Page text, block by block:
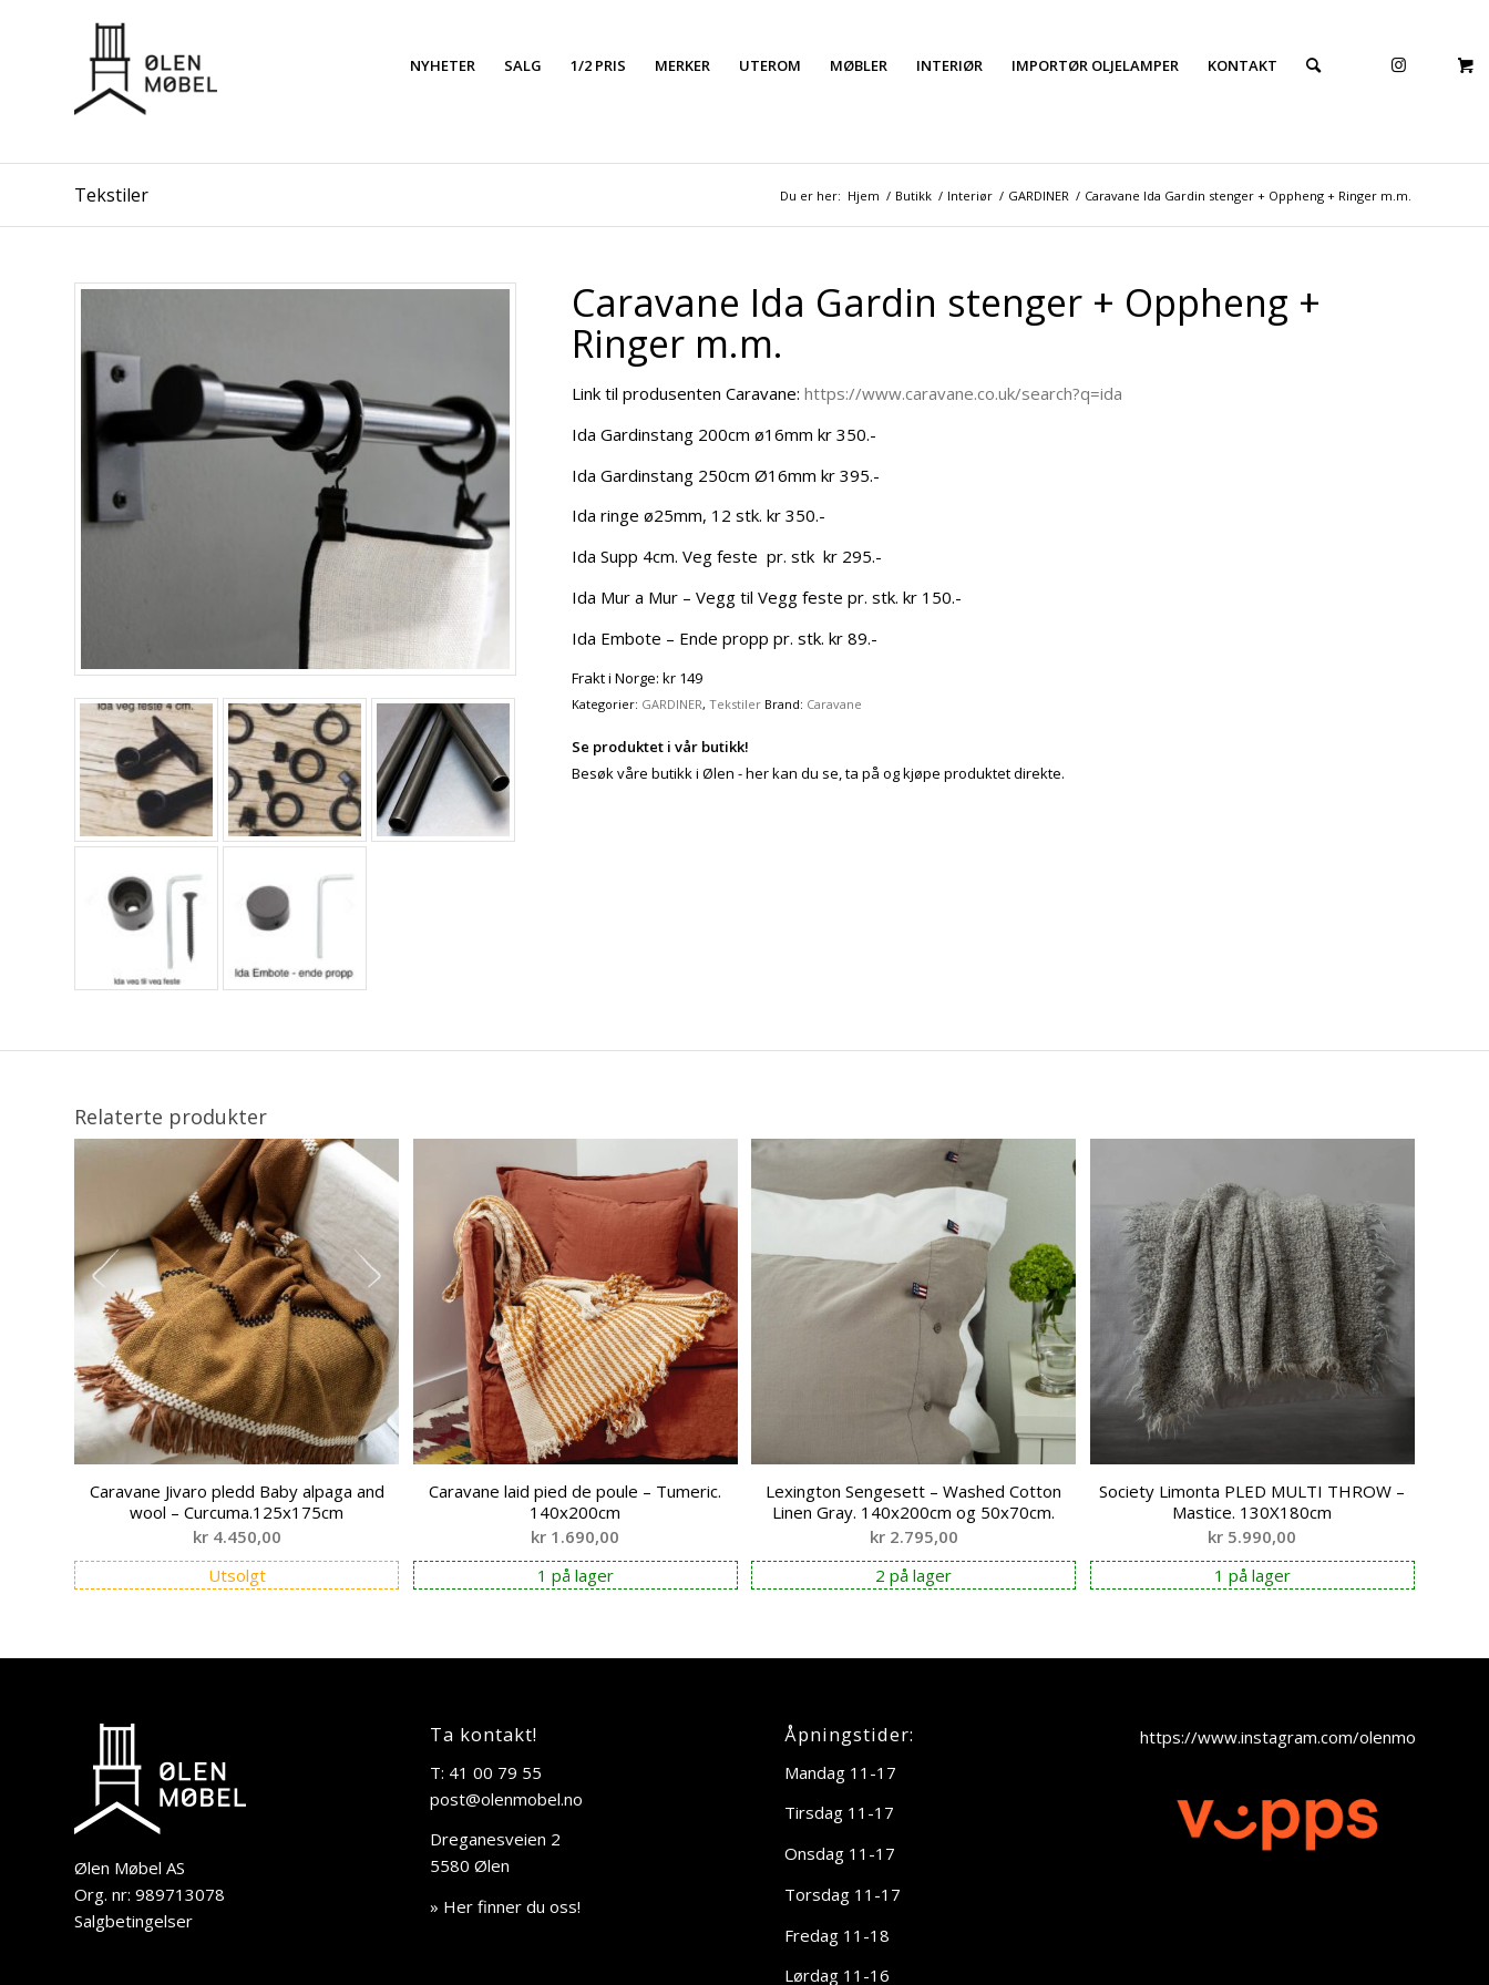
NYHETER SALG 1/2 PRIS MERKER UTEROM MØBLER INTERIØR IMPORTØR OLJELAMPER KONTAKT
Tekstiler Du er her: Hjem / Butikk / Interiør / GARDINER / Caravane Ida Gardin stenger + Oppheng + Ringer m.m.
Caravane Ida Gardin stenger + Oppheng +
Ringer m.m.
Link til produsenten Caravane:https://www.caravane.co.uk/search?q=ida
Ida Gardinstang 200cm ø16mm kr 350.-
Ida Gardinstang 250cm Ø16mm kr 395.-
Ida ringe ø25mm, 12 stk. kr 350.-
Ida Supp 4cm. Veg feste pr. stk kr 295.-
Ida Mur a Mur – Vegg til Vegg feste pr. stk. kr 150.-
Ida Embote – Ende propp pr. stk. kr 89.-
Frakt i Norge: kr 149
Kategorier: GARDINER,Tekstiler Brand: Caravane
Se produktet i vår butikk!
Besøk våre butikk i Ølen - her kan du se, ta på og kjøpe produktet direkte.
Relaterte produkter
Caravane Jivaro pledd Baby alpaga and
wool – Curcuma.125x175cm
kr4.450,00
Utsolgt
Caravane laid pied de poule – Tumeric.
140x200cm
kr 1.690,00
1 på lager
Lexington Sengesett – Washed Cotton
Linen Gray. 140x200cm og 50x70cm.
kr2.795,00
2 på lager
Society Limonta PLED MULTI THROW –
Mastice. 130X180cm
kr 5.990,00
1 på lager
Ølen Møbel AS
Org. nr: 989713078
Salgbetingelser
Ta kontakt!
T: 41 00 79 55
post@olenmobel.no
Dreganesveien 2
5580 Ølen
» Her finner du oss!
Åpningstider:
Mandag 11-17
Tirsdag 11-17
Onsdag 11-17
Torsdag 11-17
Fredag 11-18
Lørdag 11-16
https://www.instagram.com/olenmobel